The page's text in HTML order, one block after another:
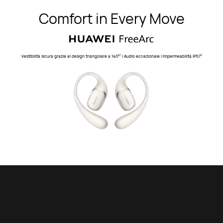
Comfort in Every Move
Vestibilità sicura grazie al design triangolare a 140°1| Audio eccezionale | Impermeabilità IP572